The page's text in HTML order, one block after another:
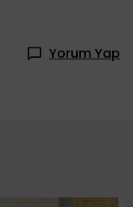
Yorum Yap